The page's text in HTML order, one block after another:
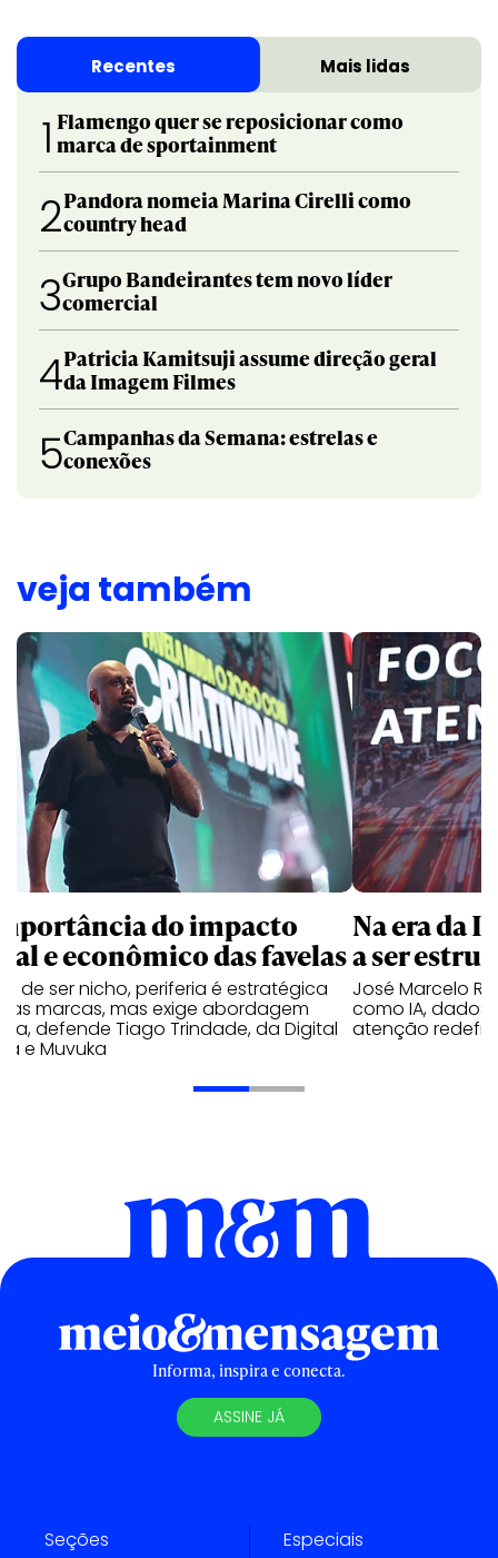
Recentes Mais lidas
1 Flamengo quer se reposicionar como
marca de sportainment
2Pandora nomeia Marina Cirelli como
country head
3Grupo Bandeirantes tem novo líder
comercial
4Patricia Kamitsuji assume direção geral
da Imagem Filmes
5Campanhas da Semana: estrelas e
conexões
veja também
do impacto
e econômico das favelas
de ser nicho, periferia é estratégica
as marcas, mas exige abordagem
defende Tiago Trindade, da Digital
e Muvuka
Na era da
a ser
José Marcelo
como IA,
atenção
Informa, inspira e conecta.
ASSINE JÁ
Seções Especiais